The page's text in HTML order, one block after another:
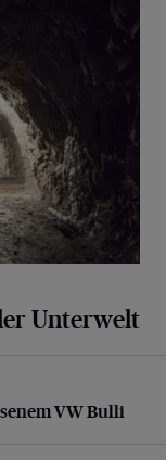
Unterwelt
VW Bulli
VW Bulli